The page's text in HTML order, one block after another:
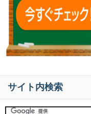
サイト内検索